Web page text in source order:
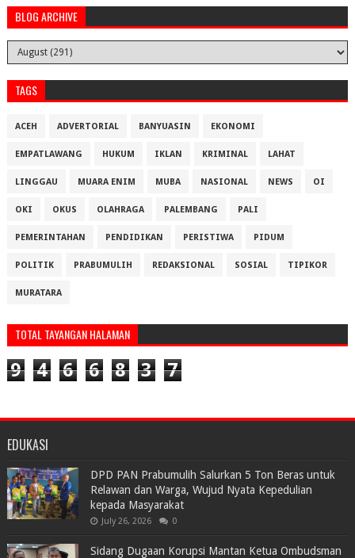
BLOG ARCHIVE
TAGS
ACEH ADVERTORIAL BANYUASIN EKONOMI
EMPATLAWANG HUKUM IKLAN KRIMINAL LAHAT
LINGGAU MUARA ENIM MUBA NASIONAL NEWS OI
OKI OKUS OLAHRAGA PALEMBANG PALI
PEMERINTAHAN PENDIDIKAN PERISTIWA PIDUM
POLITIK PRABUMULIH REDAKSIONAL SOSIAL TIPIKOR
MURATARA
TOTAL TAYANGAN HALAMAN
9 4 6 6 8 3 7
EDUKASI
DPD PAN Prabumulih Salurkan 5 Ton Beras untuk
Relawan dan Warga, Wujud Nyata Kepedulian
kepada Masyarakat
July 26, 2026 0
Sidang Dugaan Korupsi Mantan Ketua Ombudsman